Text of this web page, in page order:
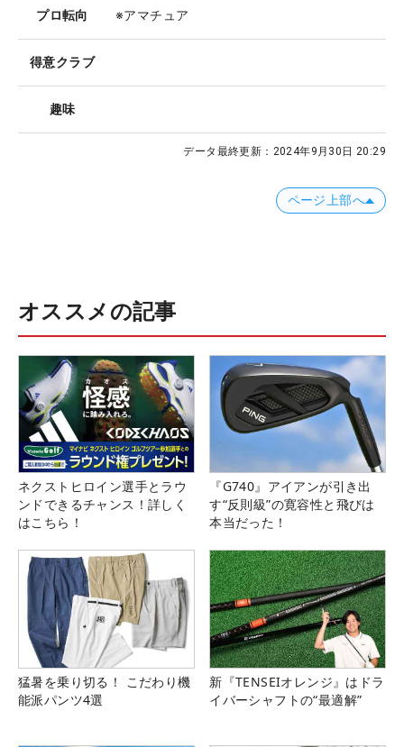
プロ転向 ※アマチュア
得意クラブ
趣味
データ最終更新： 2024年9月30日 20:29
ページ上部へ
オススメの記事
ネクストヒロイン選手とラウ
ンドできるチャンス！詳しく
はこちら！
『G740』アイアンが引き出
す“反則級”の寛容性と飛びは
本当だった！
猛暑を乗り切る！ こだわり機
能派パンツ4選
新『TENSEIオレンジ』はドラ
イバーシャフトの“最適解”